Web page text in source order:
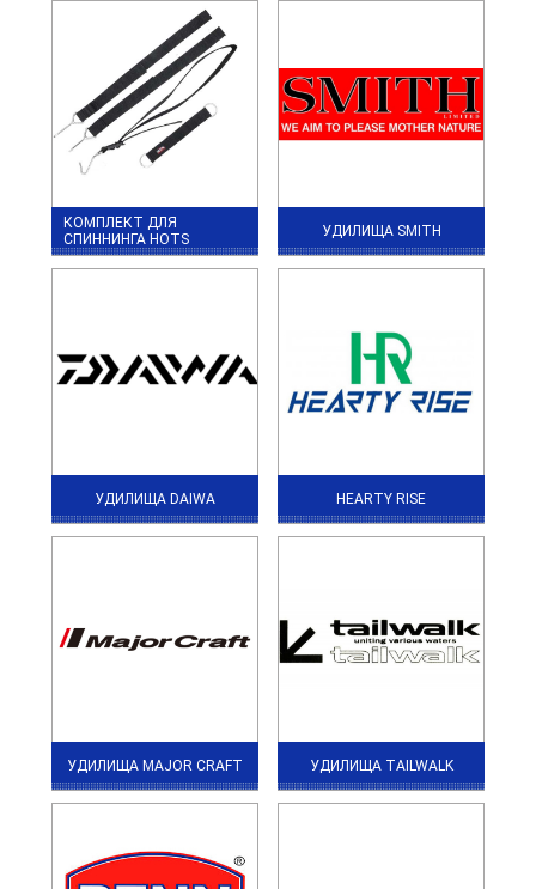
КОМПЛЕКТ ДЛЯ
СПИННИНГА HOTS
УДИЛИЩА SMITH
УДИЛИЩА DAIWA HEARTY RISE
УДИЛИЩА MAJOR CRAFT УДИЛИЩА TAILWALK